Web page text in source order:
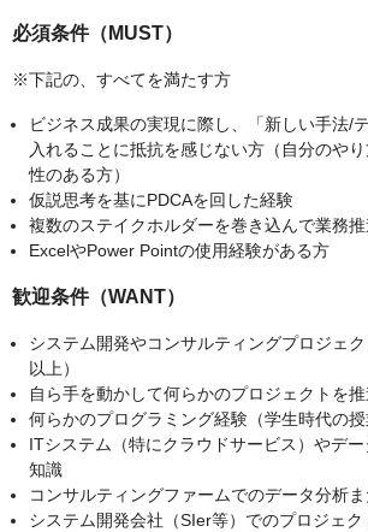
必須条件（MUST）
※下記の、すべてを満たす方
ビジネス成果の実現に際し、「新しい手法/
入れることに抵抗を感じない方（自分のや
性のある方）
仮説思考を基にPDCAを回した経験
複数のステイクホルダーを巻き込んで業務
ExcelやPower Pointの使用経験がある方
歓迎条件（WANT）
システム開発やコンサルティングプロジェ
以上）
自ら手を動かして何らかのプロジェクトを
何らかのプログラミング経験（学生時代の授
ITシステム（特にクラウドサービス）やデ
知識
コンサルティングファームでのデータ分析
システム開発会社（SIer等）でのプロジェ